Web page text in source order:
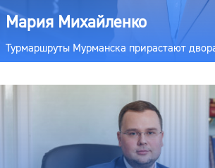
Мария Михайленко
Турмаршруты Мурманска прирастают